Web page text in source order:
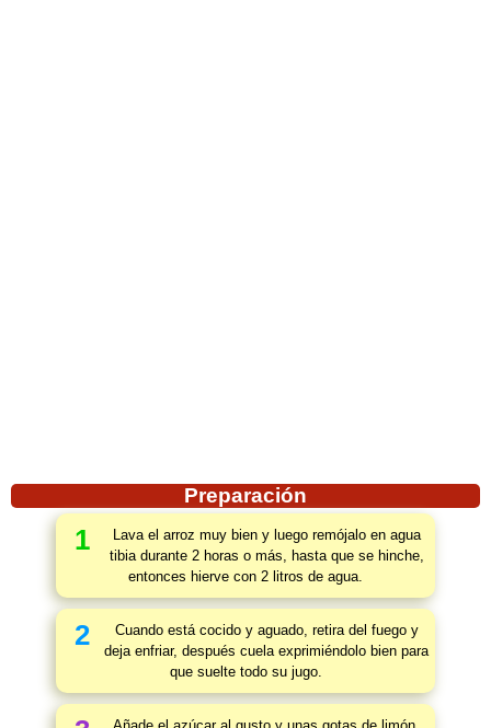
Preparación
1
Lava el arroz muy bien y luego remójalo en agua
tibia durante 2 horas o más, hasta que se hinche,
entonces hierve con 2 litros de agua.
2
Cuando está cocido y aguado, retira del fuego y
deja enfriar, después cuela exprimiéndolo bien para
que suelte todo su jugo.